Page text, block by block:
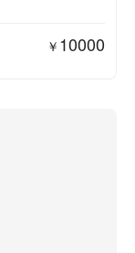
￥ 10000